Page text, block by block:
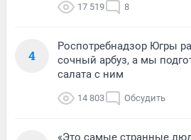
17 519 8
4
Роспотребнадзор Югры
сочный арбуз, а мы
салата с ним
14 803 Обсудить
«Это самые странные